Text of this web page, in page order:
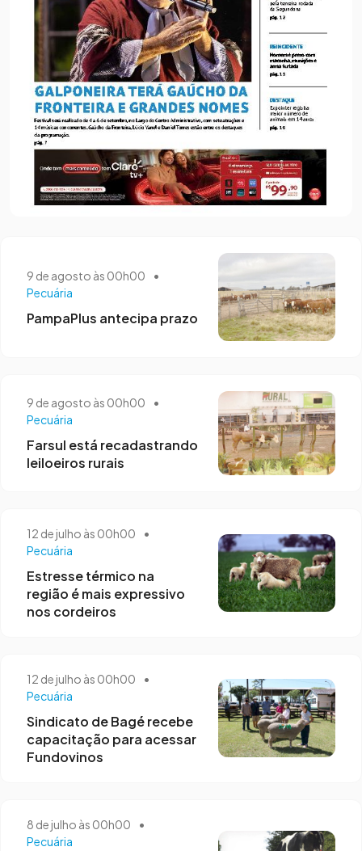
9 de agosto às 00h00
•
Pecuária
PampaPlus antecipa prazo
9 de agosto às 00h00
•
Pecuária
Farsul está recadastrando
leiloeiros rurais
12 de julho às 00h00
•
Pecuária
Estresse térmico na
região é mais expressivo
nos cordeiros
12 de julho às 00h00
•
Pecuária
Sindicato de Bagé recebe
capacitação para acessar
Fundovinos
8 de julho às 00h00
•
Pecuária